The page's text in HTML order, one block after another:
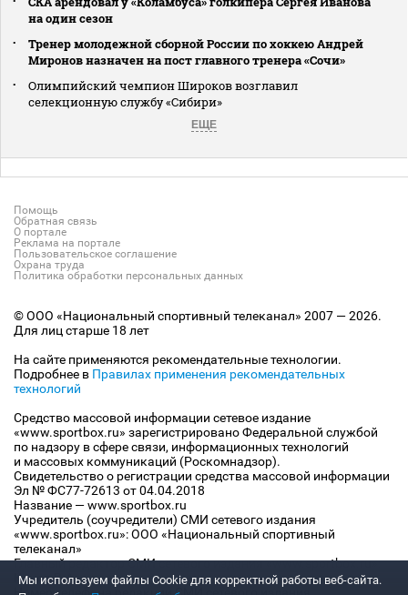
на один сезон
Тренер молодежной сборной России по хоккею Андрей
Миронов назначен на пост главного тренера «Сочи»
Олимпийский чемпион Широков возглавил
селекционную службу «Сибири»
ЕЩЕ
Помощь
Обратная связь
О портале
Реклама на портале
Пользовательское соглашение
Охрана труда
Политика обработки персональных данных
© ООО «Национальный спортивный телеканал» 2007 — 2026.
Для лиц старше 18 лет
На сайте применяются рекомендательные технологии.
Подробнее в Правилах применения рекомендательных
технологий
Средство массовой информации сетевое издание
«www.sportbox.ru» зарегистрировано Федеральной службой
по надзору в сфере связи, информационных технологий
и массовых коммуникаций (Роскомнадзор).
Свидетельство о регистрации средства массовой информации
Эл № ФС77-72613 от 04.04.2018
Название — www.sportbox.ru
Учредитель (соучредители) СМИ сетевого издания
«www.sportbox.ru»: ООО «Национальный спортивный
телеканал»
Главный редактор СМИ сетевого издания «www.sportbox.ru»:
Конов В.А.
Мы используем файлы Сookie для корректной работы веб-сайта.